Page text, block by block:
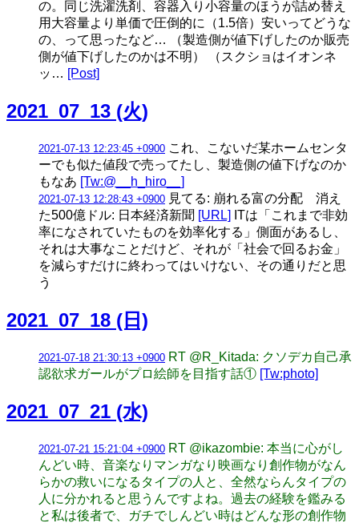
の。同じ洗濯洗剤、容器入り小容量のほうが詰め替え
用大容量より単価で圧倒的に（1.5倍）安いってどうな
の、って思ったなど… （製造側が値下げしたのか販売
側が値下げしたのかは不明） （スクショはイオンネ
ッ… [Post]
2021_07_13 (火)
2021-07-13 12:23:45 +0900 これ、こないだ某ホームセンタ
ーでも似た値段で売ってたし、製造側の値下げなのか
もなあ [Tw:@__h_hiro__]
2021-07-13 12:28:43 +0900 見てる: 崩れる富の分配 消え
た500億ドル: 日本経済新聞 [URL] ITは「これまで非効
率になされていたものを効率化する」側面があるし、
それは大事なことだけど、それが「社会で回るお金」
を減らすだけに終わってはいけない、その通りだと思
う
2021_07_18 (日)
2021-07-18 21:30:13 +0900 RT @R_Kitada: クソデカ自己承
認欲求ガールがプロ絵師を目指す話① [Tw:photo]
2021_07_21 (水)
2021-07-21 15:21:04 +0900 RT @ikazombie: 本当に心がし
んどい時、音楽なりマンガなり映画なり創作物がなん
らかの救いになるタイプの人と、全然ならんタイプの
人に分かれると思うんですよね。過去の経験を鑑みる
と私は後者で、ガチでしんどい時はどんな形の創作物